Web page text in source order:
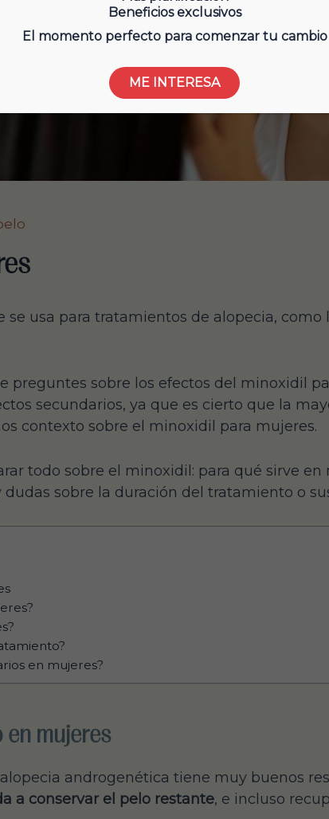
usa para tratamientos de alopecia, como
preguntes sobre los efectos del minoxidil
secundarios, ya que es cierto que la
contexto sobre el minoxidil para mujeres.
todo sobre el minoxidil: para qué sirve en
sobre la duración del tratamiento o
en mujeres?
en mujeres
androgenética tiene muy buenos
a conservar el pelo restante, e incluso
Beneficios exclusivos
El momento perfecto para comenzar tu cambio
ME INTERESA